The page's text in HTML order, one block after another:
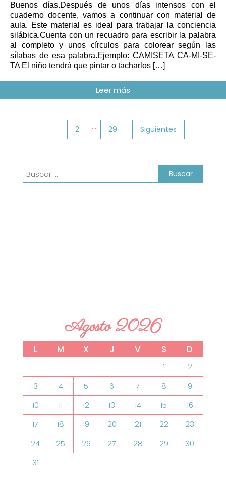
Buenos días.Después de unos días intensos con el
cuaderno docente, vamos a continuar con material de
aula. Este material es ideal para trabajar la conciencia
silábica.Cuenta con un recuadro para escribir la palabra
al completo y unos círculos para colorear según las
sílabas de esa palabra.Ejemplo: CAMISETA CA-MI-SE-
TA El niño tendrá que pintar o tacharlos […]
Paginación
entradas
1 2 … 29 Siguientes
Buscar:
Agosto 2026
L M X J V S D
1
2
3
4 5 6 7 8
9
10
11 12 13 14 15
16
17
18 19 20 21 22
23
24
25 26 27 28 29
30
31